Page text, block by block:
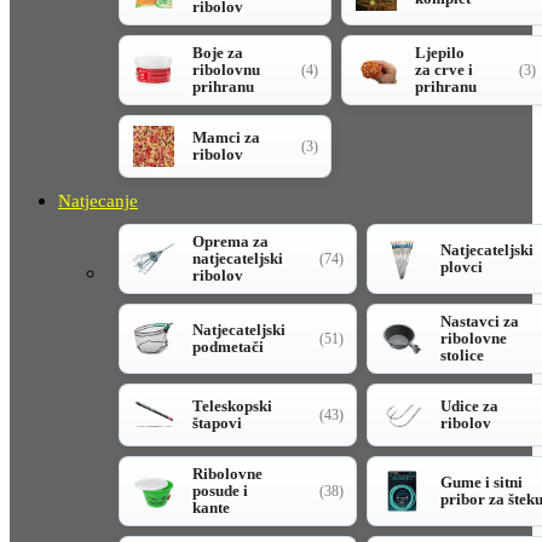
ribolov
Boje za
ribolovnu
prihranu
(4)
Ljepilo
za crve i
prihranu
(3)
Mamci za
ribolov
(3)
Natjecanje
Oprema za
natjecateljski
ribolov
(74)
Natjecateljski
plovci
Natjecateljski
podmetači
(51)
Nastavci za
ribolovne
stolice
Teleskopski
štapovi
(43)
Udice za
ribolov
Ribolovne
posude i
kante
(38)
Gume i sitni
pribor za šteku